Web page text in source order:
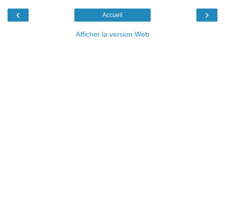
‹ ›
Accueil
Afficher la version Web